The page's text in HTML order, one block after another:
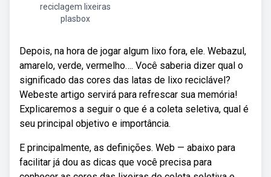
reciclagem lixeiras
plasbox
Depois, na hora de jogar algum lixo fora, ele. Webazul,
amarelo, verde, vermelho…. Você saberia dizer qual o
significado das cores das latas de lixo reciclável?
Webeste artigo servirá para refrescar sua memória!
Explicaremos a seguir o que é a coleta seletiva, qual é
seu principal objetivo e importância.
E principalmente, as definições. Web — abaixo para
facilitar já dou as dicas que você precisa para